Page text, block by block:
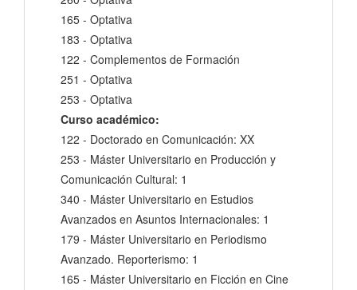
165 - Optativa
183 - Optativa
122 - Complementos de Formación
251 - Optativa
253 - Optativa
Curso académico:
122 - Doctorado en Comunicación: XX
253 - Máster Universitario en Producción y
Comunicación Cultural: 1
340 - Máster Universitario en Estudios
Avanzados en Asuntos Internacionales: 1
179 - Máster Universitario en Periodismo
Avanzado. Reporterismo: 1
165 - Máster Universitario en Ficción en Cine